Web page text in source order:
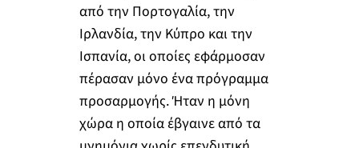
από την Πορτογαλία, την
Ιρλανδία, την Κύπρο και την
Ισπανία, οι οποίες εφάρμοσαν
πέρασαν μόνο ένα πρόγραμμα
προσαρμογής. Ήταν η μόνη
χώρα η οποία έβγαινε από τα